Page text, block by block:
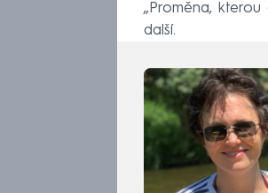
„Proměna,
další.